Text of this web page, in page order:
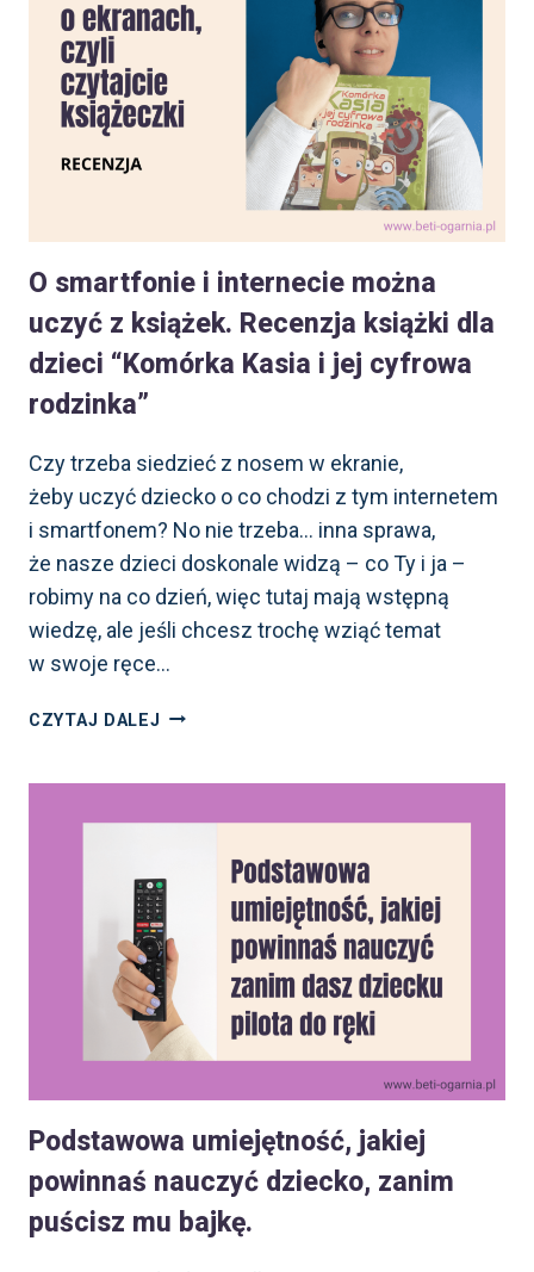
MUSISZ
O smartfonie i internecie można
uczyć z książek. Recenzja książki dla
dzieci “Komórka Kasia i jej cyfrowa
rodzinka”
Czy trzeba siedzieć z nosem w ekranie,
żeby uczyć dziecko o co chodzi z tym internetem
i smartfonem? No nie trzeba… inna sprawa,
że nasze dzieci doskonale widzą – co Ty i ja –
robimy na co dzień, więc tutaj mają wstępną
wiedzę, ale jeśli chcesz trochę wziąć temat
w swoje ręce…
CZYTAJ DALEJ O SMARTFONIE
Z KSIĄŻEK.
KSIĄŻKI
DLA
DZIECI
“KOMÓRKA
KASIA
I JEJ
CYFROWA
Podstawowa umiejętność, jakiej
powinnaś nauczyć dziecko, zanim
puścisz mu bajkę.